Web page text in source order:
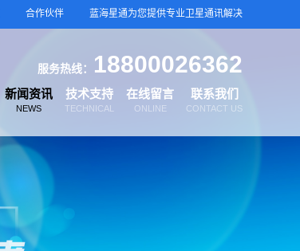
合作伙伴 蓝海星通为您提供专业卫星通讯解决
服务热线： 18800026362
新闻资讯
NEWS
技术支持
TECHNICAL
在线留言
ONLINE
联系我们
CONTACT US